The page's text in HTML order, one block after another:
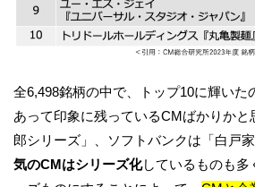
全6,498銘柄の中で、トップ10に輝いた
あって印象に残っているCMばかりかと
郎シリーズ」、ソフトバンクは「白戸家
気のCMはシリーズ化しているものも多